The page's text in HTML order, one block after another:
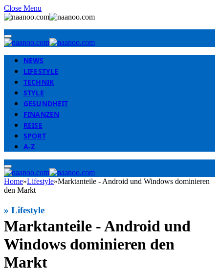
Close Menu
NEWS
LIFESTYLE
TECHNIK
STYLE
GESUNDHEIT
FINANZEN
REISE
SPORT
A-Z
Home»Lifestyle»Marktanteile - Android und Windows dominieren
den Markt
Marktanteile - Android und
Windows dominieren den
Markt
» Lifestyle